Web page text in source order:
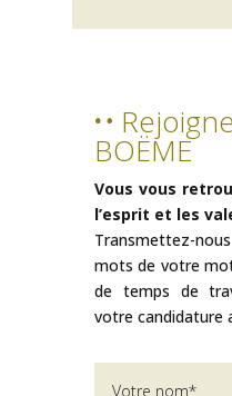
BOËME
Vous vous
l’esprit et les
Transmettez-
mots de votre
de temps de
votre candidature